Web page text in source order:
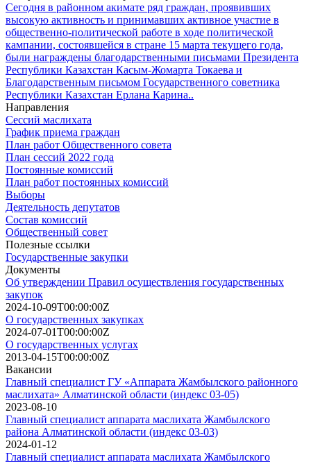
Сегодня в районном акимате ряд граждан, проявивших
высокую активность и принимавших активное участие в
общественно-политической работе в ходе политической
кампании, состоявшейся в стране 15 марта текущего года,
были награждены благодарственными письмами Президента
Республики Казахстан Касым-Жомарта Токаева и
Благодарственным письмом Государственного советника
Республики Казахстан Ерлана Карина..
Направления
Сессий маслихата
График приема граждан
План работ Общественного совета
План сессий 2022 года
Постоянные комиссий
План работ постоянных комиссий
Выборы
Деятельность депутатов
Состав комиссий
Общественный совет
Полезные ссылки
Государственные закупки
Документы
Об утверждении Правил осуществления государственных
закупок
2024-10-09T00:00:00Z
О государственных закупках
2024-07-01T00:00:00Z
О государственных услугах
2013-04-15T00:00:00Z
Вакансии
Главный специалист ГУ «Аппарата Жамбылского районного
маслихата» Алматинской области (индекс 03-05)
2023-08-10
Главный специалист аппарата маслихата Жамбылского
района Алматинской области (индекс 03-03)
2024-01-12
Главный специалист аппарата маслихата Жамбылского